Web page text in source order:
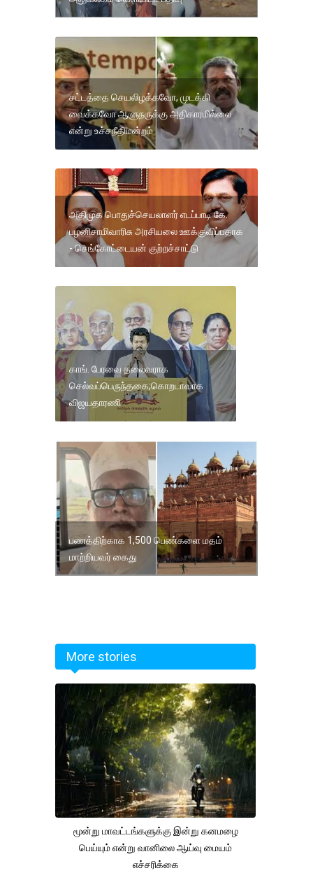
சட்டத்தை செயலிழக்கவோ, முடக்கி
வைக்கவோ ஆளுநருக்கு அதிகாரமில்லை
என்று உச்சநீதிமன்றம்
அதிமுக பொதுச்செயலாளர் எடப்பாடி கே.
பழனிசாமிவாரிசு அரசியலை ஊக்குவிப்பதாக
- செங்கோட்டையன் குற்றச்சாட்டு
காங். பேரவை தலைவராக
செல்வப்பெருந்தகை;கொறடாவாக
விஜயதாரணி
பணத்திற்காக 1,500 பெண்களை மதம்
மாற்றியவர் கைது
More stories
மூன்று மாவட்டங்களுக்கு இன்று கனமழை
பெய்யும் என்று வானிலை ஆய்வு மையம்
எச்சரிக்கை